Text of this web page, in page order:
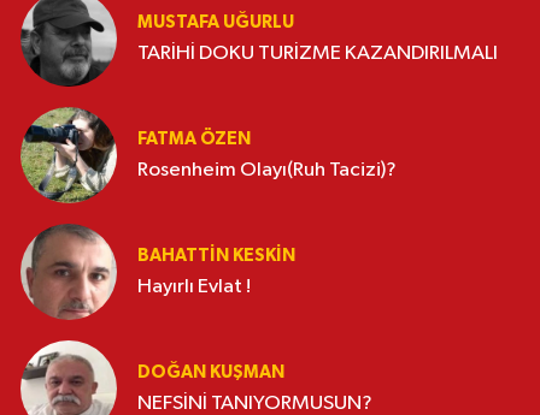
MUSTAFA UĞURLU
TARİHİ DOKU TURİZME KAZANDIRILMALI
FATMA ÖZEN
Rosenheim Olayı(Ruh Tacizi)?
BAHATTIN KESKİN
Hayırlı Evlat !
DOĞAN KUŞMAN
NEFSİNİ TANIYORMUSUN?